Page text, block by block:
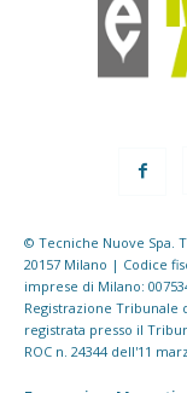
© Tecniche Nuove Spa.
20157 Milano | Codice
imprese di Milano:
Registrazione Tribunale
registrata presso il
ROC n. 24344 dell'11